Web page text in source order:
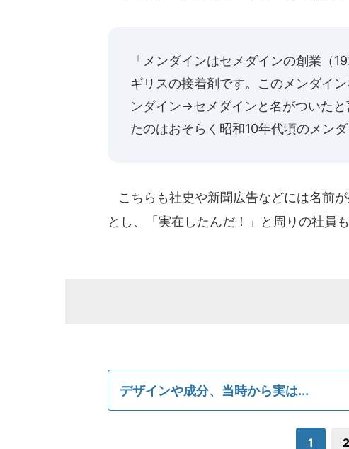
「メンダインはセメダインの創業（
ギリスの接着剤です。このメンダイ
ンダイン→セメダインと名がついた
たのはおそらく昭和10年代頃のメンダ
こちらも社史や新聞広告などには名前
とし、「実在したんだ！」と周りの社員
デザインや成分、当時から実は...
1 2